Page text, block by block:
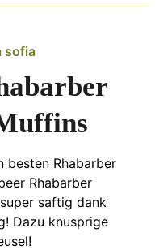
sofia
besten Rhabarber
Rhabarber
saftig dank
Dazu knusprige